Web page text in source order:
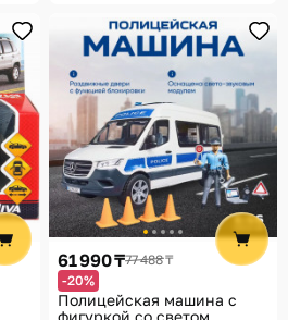
61 990 ₸77 488 ₸
-20%
Полицейская машина с
фигуркой со светом